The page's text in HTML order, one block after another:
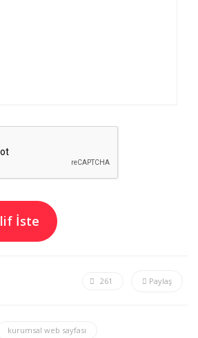
261 Paylaş
kurumsal web sayfası